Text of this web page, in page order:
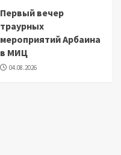
Первый вечер
траурных
мероприятий Арбаина
в МИЦ
04.08.2026